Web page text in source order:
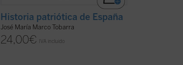
Historia patriótica de España
José María Marco Tobarra
24,00€ IVA incluido